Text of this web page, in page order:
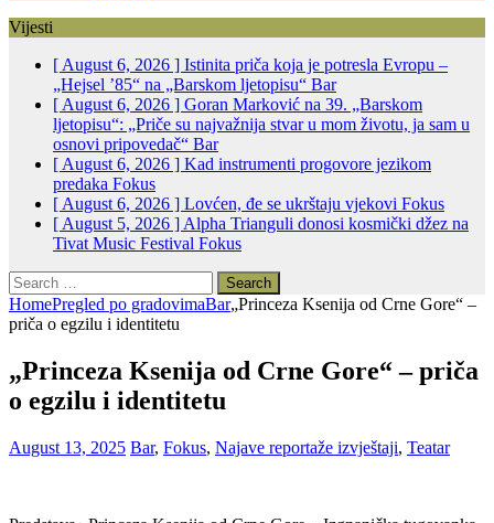
Vijesti
[ August 6, 2026 ] Istinita priča koja je potresla Evropu –
„Hejsel ’85“ na „Barskom ljetopisu“ Bar
[ August 6, 2026 ] Goran Marković na 39. „Barskom
ljetopisu“: „Priče su najvažnija stvar u mom životu, ja sam u
osnovi pripovedač“ Bar
[ August 6, 2026 ] Kad instrumenti progovore jezikom
predaka Fokus
[ August 6, 2026 ] Lovćen, đe se ukrštaju vjekovi Fokus
[ August 5, 2026 ] Alpha Trianguli donosi kosmički džez na
Tivat Music Festival Fokus
Search
for:
HomePregled po gradovimaBar„Princeza Ksenija od Crne Gore“ –
priča o egzilu i identitetu
„Princeza Ksenija od Crne Gore“ – priča
o egzilu i identitetu
August 13, 2025 Bar, Fokus, Najave reportaže izvještaji, Teatar